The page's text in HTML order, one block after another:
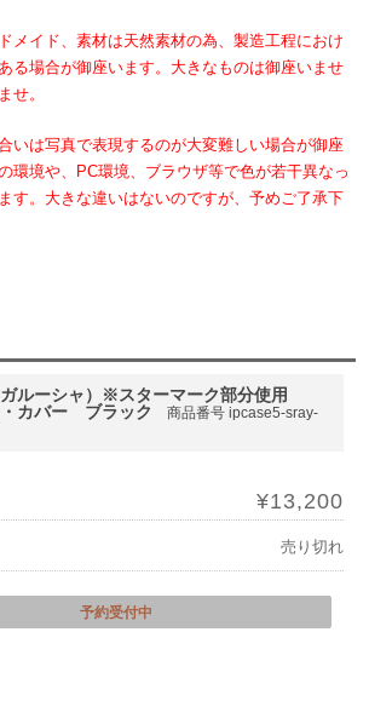
メイド、素材は天然素材の為、製造工程におけ
る場合が御座います。大きなものは御座いませ
せ。
いは写真で表現するのが大変難しい場合が御座
環境や、PC環境、ブラウザ等で色が若干異なっ
す。大きな違いはないのですが、予めご了承下
ガルーシャ）※スターマーク部分使用
カバー ブラック
商品番号 ipcase5-sray-
¥13,200
売り切れ
予約受付中